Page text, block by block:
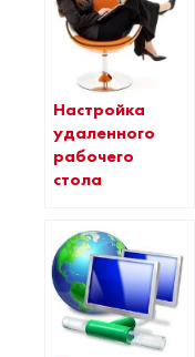
Настройка
удаленного
рабочего
стола